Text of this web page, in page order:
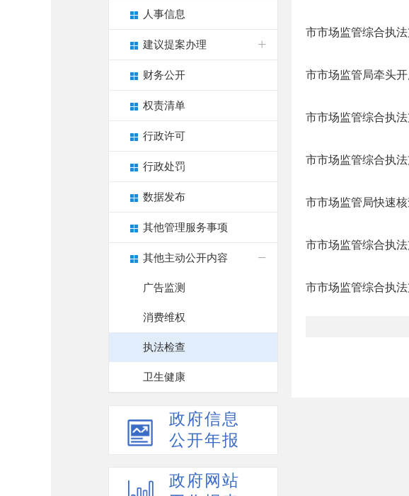
人事信息
建议提案办理
财务公开
权责清单
行政许可
行政处罚
数据发布
其他管理服务事项
其他主动公开内容
广告监测
消费维权
执法检查
卫生健康
政府信息
公开年报
政府网站
市市场监管综合执
市市场监管局牵头
市市场监管综合执
市市场监管综合执
市市场监管局快速
市市场监管综合执
市市场监管综合执